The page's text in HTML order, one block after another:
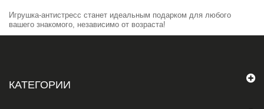
Игрушка-антистресс станет идеальным подарком для любого
вашего знакомого, независимо от возраста!
КАТЕГОРИИ